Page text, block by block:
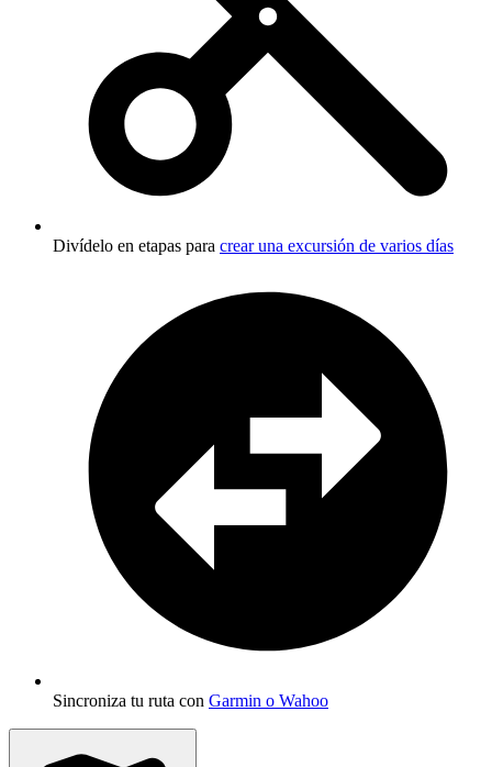
Divídelo en etapas para crear una excursión de varios días
Sincroniza tu ruta con Garmin o Wahoo